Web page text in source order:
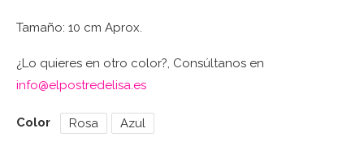
Tamaño: 10 cm Aprox.
¿Lo quieres en otro color?, Consúltanos en
info@elpostredelisa.es
Color Rosa Azul